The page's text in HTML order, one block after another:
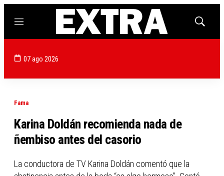
Menú
Mostrar
07 ago 2026
Fama
Karina Doldán recomienda nada de
ñembiso antes del casorio
La conductora de TV Karina Doldán comentó que la